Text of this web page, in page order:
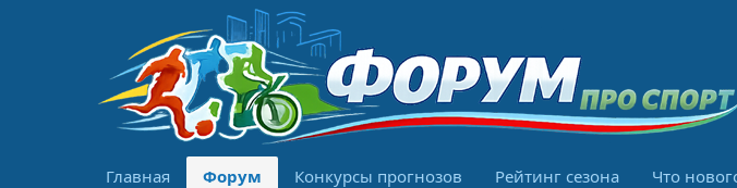
Главная Форум Конкурсы прогнозов Рейтинг сезона Что